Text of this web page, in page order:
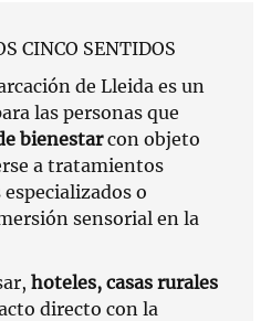
CINCO SENTIDOS
de Lleida es un
las personas que
bienestarcon objeto
a tratamientos
o
sensorial en la
hoteles, casas rurales
directo con la